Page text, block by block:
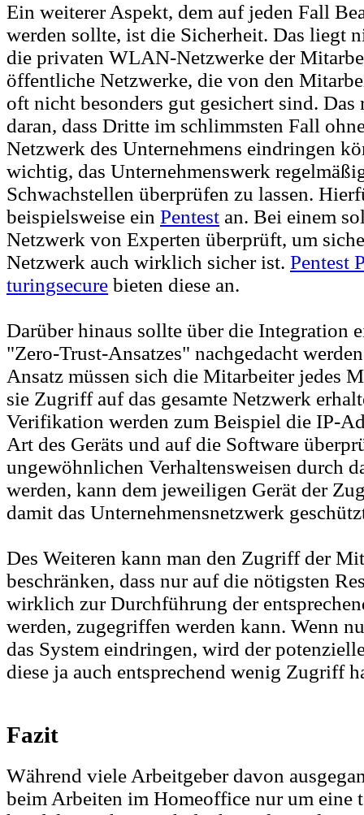
Ein weiterer Aspekt, dem auf jeden Fall
werden sollte, ist die Sicherheit. Das liegt
die privaten WLAN-Netzwerke der
öffentliche Netzwerke, die von den
oft nicht besonders gut gesichert sind.
daran, dass Dritte im schlimmsten Fall
Netzwerk des Unternehmens eindringen
wichtig, das Unternehmenswerk
Schwachstellen überprüfen zu lassen.
beispielsweise ein Pentest an. Bei einem
Netzwerk von Experten überprüft, um
Netzwerk auch wirklich sicher ist. Pentest
turingsecure bieten diese an.
Darüber hinaus sollte über die Integration
"Zero-Trust-Ansatzes" nachgedacht
Ansatz müssen sich die Mitarbeiter jedes
sie Zugriff auf das gesamte Netzwerk
Verifikation werden zum Beispiel die IP-
Art des Geräts und auf die Software
ungewöhnlichen Verhaltensweisen durch
werden, kann dem jeweiligen Gerät der
damit das Unternehmensnetzwerk
Des Weiteren kann man den Zugriff der
beschränken, dass nur auf die nötigsten
wirklich zur Durchführung der
werden, zugegriffen werden kann. Wenn
das System eindringen, wird der
diese ja auch entsprechend wenig Zugriff
Fazit
Während viele Arbeitgeber davon
beim Arbeiten im Homeoffice nur um eine